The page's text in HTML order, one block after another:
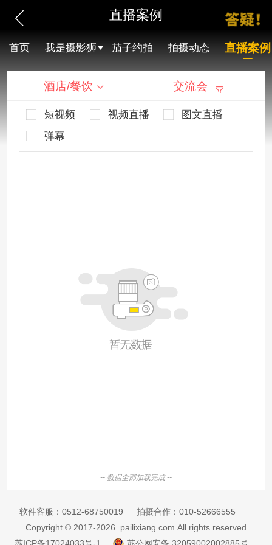
直播案例
首页 我是摄影狮 茄子约拍 拍摄动态 直播案例
酒店/餐饮 交流会
短视频 视频直播
图文直播
弹幕
-- 数据全部加载完成 --
软件客服： 0512-68750019 拍摄合作： 010-52666555
Copyright © 2017-2026 pailixiang.com All rights reserved
苏ICP备17024033号-1
苏公网安备 32059002002885号